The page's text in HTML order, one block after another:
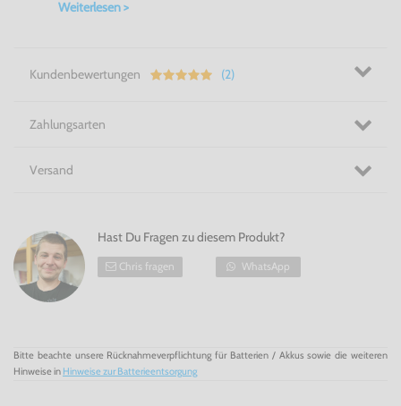
Cookie[4]
Weiterlesen >
Kundenbewertungen (2)
Zahlungsarten
Versand
Hast Du Fragen zu diesem Produkt?
Chris fragen WhatsApp
Bitte beachte unsere Rücknahmeverpflichtung für Batterien / Akkus sowie die weiteren
Hinweise in Hinweise zur Batterieentsorgung